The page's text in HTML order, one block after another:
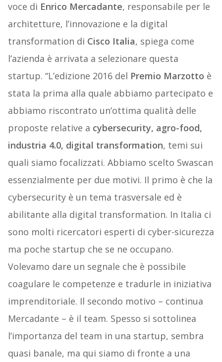
voce di Enrico Mercadante, responsabile per le
architetture, l’innovazione e la digital
transformation di Cisco Italia, spiega come
l’azienda è arrivata a selezionare questa
startup. “L’edizione 2016 del Premio Marzotto è
stata la prima alla quale abbiamo partecipato e
abbiamo riscontrato un’ottima qualità delle
proposte relative a cybersecurity, agro-food,
industria 4.0, digital transformation, temi sui
quali siamo focalizzati. Abbiamo scelto Swascan
essenzialmente per due motivi. Il primo è che la
cybersecurity è un tema trasversale ed è
abilitante alla digital transformation. In Italia ci
sono molti ricercatori esperti di cyber-sicurezza
ma poche startup che se ne occupano.
Volevamo dare un segnale che è possibile
coagulare le competenze e tradurle in iniziativa
imprenditoriale. Il secondo motivo – continua
Mercadante – è il team. Spesso si sottolinea
l’importanza del team in una startup, sembra
quasi banale, ma qui siamo di fronte a una